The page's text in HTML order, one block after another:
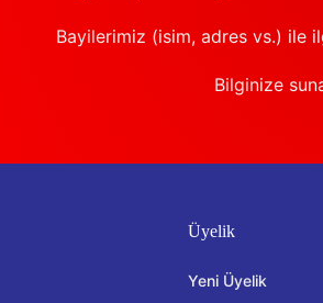
Bayilerimiz (isim, adres vs.) ile
Bilginize
Üyelik
Yeni Üyelik